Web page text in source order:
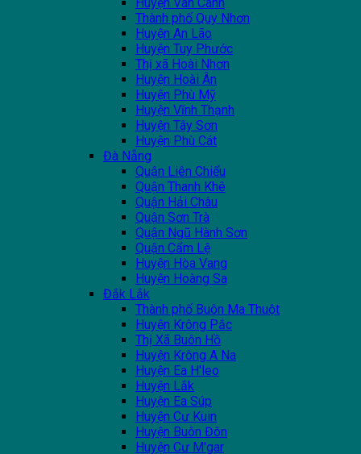
Thành phố Quy Nhơn
Huyện An Lão
Huyện Tuy Phước
Thị xã Hoài Nhơn
Huyện Hoài Ân
Huyện Phù Mỹ
Huyện Vĩnh Thạnh
Huyện Tây Sơn
Huyện Phù Cát
Đà Nẵng
Quận Liên Chiểu
Quận Thanh Khê
Quận Hải Châu
Quận Sơn Trà
Quận Ngũ Hành Sơn
Quận Cẩm Lệ
Huyện Hòa Vang
Huyện Hoàng Sa
Đắk Lắk
Thành phố Buôn Ma Thuột
Huyện Krông Pắc
Thị Xã Buôn Hồ
Huyện Krông A Na
Huyện Ea H'leo
Huyện Lắk
Huyện Ea Súp
Huyện Cư Kuin
Huyện Buôn Đôn
Huyện Cư M'gar